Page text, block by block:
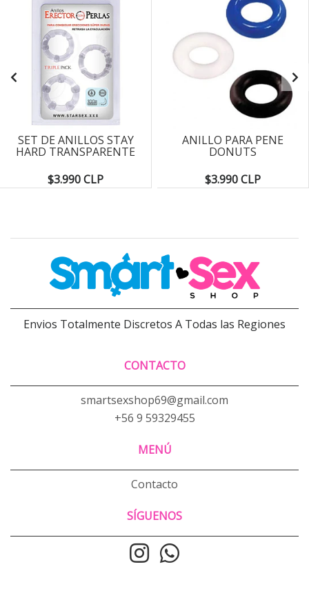
SET DE ANILLOS STAY
HARD TRANSPARENTE
$3.990 CLP
ANILLO PARA PENE
DONUTS
$3.990 CLP
Envios Totalmente Discretos A Todas las Regiones
CONTACTO
smartsexshop69@gmail.com
+56 9 59329455
MENÚ
Contacto
SÍGUENOS